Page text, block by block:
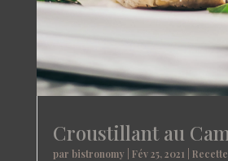
Croustillant au
par bistronomy| Fév 25, 2021 Recette